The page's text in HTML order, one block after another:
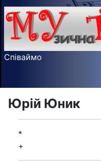
Співаймо
Юрій Юник
*
+